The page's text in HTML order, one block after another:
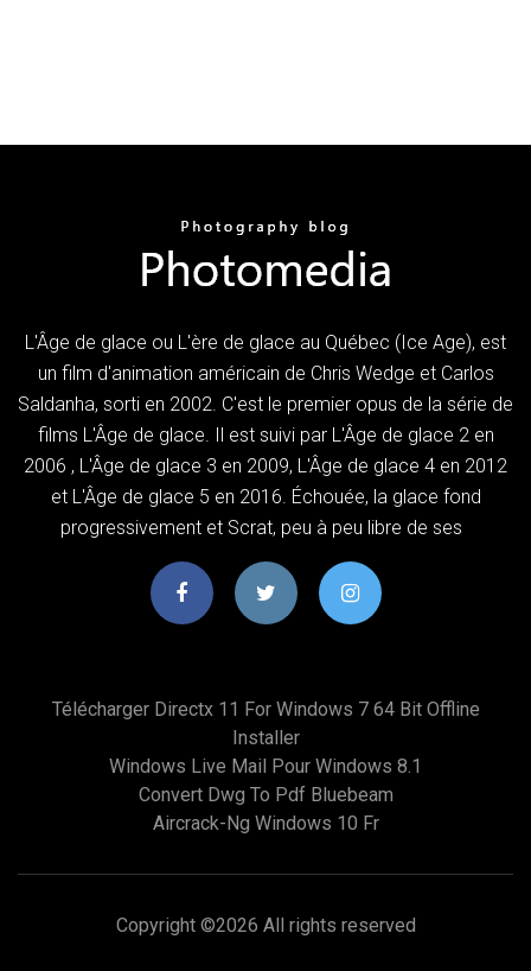
L'Âge de glace ou L'ère de glace au Québec (Ice Age), est
un film d'animation américain de Chris Wedge et Carlos
Saldanha, sorti en 2002. C'est le premier opus de la série de
films L'Âge de glace. Il est suivi par L'Âge de glace 2 en
2006 , L'Âge de glace 3 en 2009, L'Âge de glace 4 en 2012
et L'Âge de glace 5 en 2016. Échouée, la glace fond
progressivement et Scrat, peu à peu libre de ses
Télécharger Directx 11 For Windows 7 64 Bit Offline
Installer
Windows Live Mail Pour Windows 8.1
Convert Dwg To Pdf Bluebeam
Aircrack-Ng Windows 10 Fr
Copyright ©2026 All rights reserved